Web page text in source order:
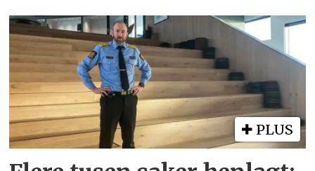
PLUS